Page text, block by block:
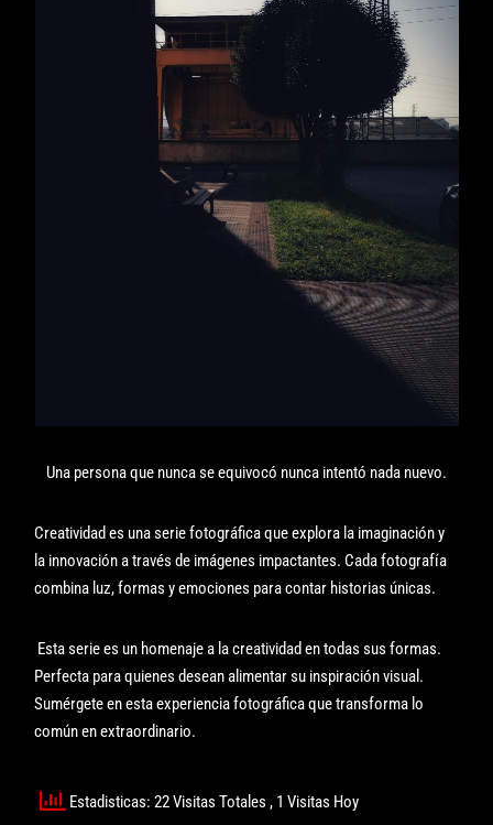
Una persona que nunca se equivocó nunca intentó nada nuevo.
Creatividad es una serie fotográfica que explora la imaginación y
la innovación a través de imágenes impactantes. Cada fotografía
combina luz, formas y emociones para contar historias únicas.
Esta serie es un homenaje a la creatividad en todas sus formas.
Perfecta para quienes desean alimentar su inspiración visual.
Sumérgete en esta experiencia fotográfica que transforma lo
común en extraordinario.
Estadisticas: 22 Visitas Totales, 1 Visitas Hoy